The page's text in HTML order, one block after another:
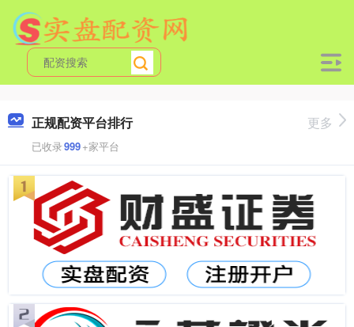
正规配资平台排行
已收录999+家平台
更多